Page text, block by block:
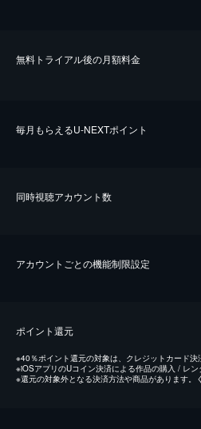
無料トライアル後の⽉額料金
毎⽉もらえるU-NEXTポイント
同時視聴アカウント数
アカウントごとの機能制限設定
ポイント還元
※40％ポイント還元の対象は、クレジットカード決
※iOSアプリのUコイン決済による作品の購入 / レン
※還元の対象外となる決済方法や商品があります。